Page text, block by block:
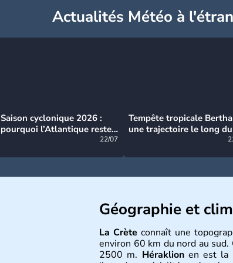
Actualités Météo à
Saison cyclonique 2026 :
pourquoi l’Atlantique reste
22/07
Tempête tropicale
une trajectoire le long du
Géographie et
La Crète connaît une
environ 60 km du nord au sud.
2500 m. Héraklion en est la